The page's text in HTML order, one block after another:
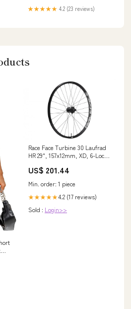
★★★★★ 4.2 (23 reviews)
Race Face Turbine 30 Laufrad
HR 29", 157x12mm, XD, 6-Loch
at Shop location
US$ 201.44
Min. order: 1 piece
★★★★★4.2 (17 reviews)
Sold : Login>>